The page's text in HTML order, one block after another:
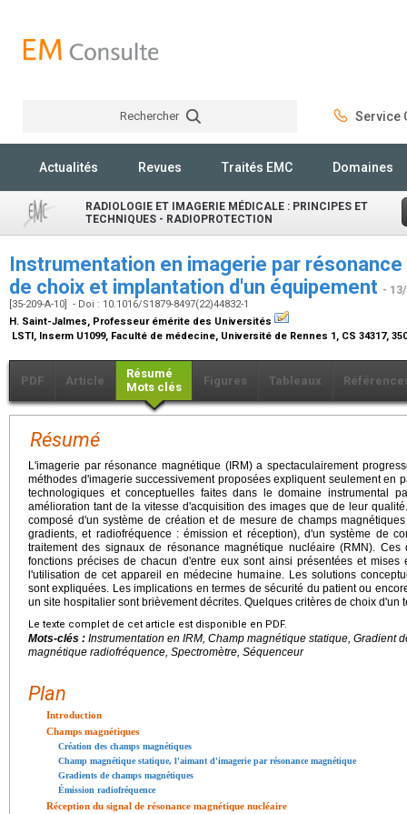
Rechercher Service
Actualités Revues Traités EMC Domaines
RADIOLOGIE ET IMAGERIE MÉDICALE : PRINCIPES ET
TECHNIQUES - RADIOPROTECTION
Instrumentation en imagerie par
de choix et implantation d'un équipement -
[35-209-A-10] - Doi : 10.1016/S1879-8497(22)44832-1
H. Saint-Jalmes, Professeur émérite des Universités
LSTI, Inserm U1099, Faculté de médecine, Université de Rennes 1, CS 34317,
PDF Article
Résumé
Mots clés
Figures Tableaux
Résumé
L'imagerie par résonance magnétique (IRM) a spectaculairement
méthodes d'imagerie successivement proposées expliquent seulement en
technologiques et conceptuelles faites dans le domaine instrumental
amélioration tant de la vitesse d'acquisition des images que de leur
composé d'un système de création et de mesure de champs
gradients, et radiofréquence : émission et réception), d'un système de
traitement des signaux de résonance magnétique nucléaire (RMN). Ces
fonctions précises de chacun d'entre eux sont ainsi présentées et
l'utilisation de cet appareil en médecine humaine. Les solutions
sont expliquées. Les implications en termes de sécurité du patient ou
un site hospitalier sont brièvement décrites. Quelques critères de choix d'un
Le texte complet de cet article est disponible en PDF.
Mots-clés : Instrumentation en IRM, Champ magnétique statique, Gradient
magnétique radiofréquence, Spectromètre, Séquenceur
Plan
Introduction
Champs magnétiques
Création des champs magnétiques
Champ magnétique statique, l'aimant d'imagerie par résonance magnétique
Gradients de champs magnétiques
Émission radiofréquence
Réception du signal de résonance magnétique nucléaire